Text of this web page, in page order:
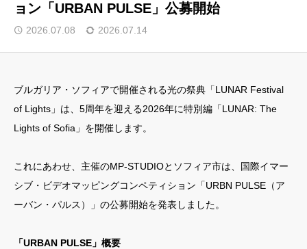
ョン「URBAN PULSE」公募開始
2026.07.08 2026.07.14
ブルガリア・ソフィアで開催される光の祭典「LUNAR Festival
of Lights」は、5周年を迎える2026年に特別編「LUNAR: The
Lights of Sofia」を開催します。
これにあわせ、主催のMP-STUDIOとソフィア市は、国際イマー
シブ・ビデオマッピングコンペティション「URBN PULSE（ア
ーバン・パルス）」の公募開始を発表しました。
「URBAN PULSE」概要
💡 クリエイター支援情報
トップページ
セミナー・ワークショップ情報